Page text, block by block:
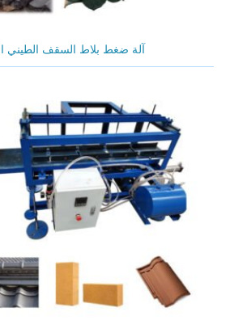
آلة ضغط بلاط السقف الطيني